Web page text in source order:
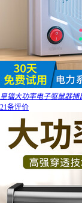
皇猫大功率电子驱鼠器捕
21条评价